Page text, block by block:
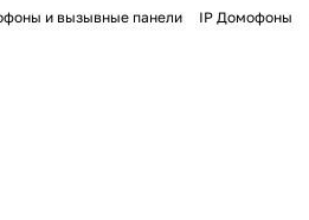
и вызывные панели IP Домофоны